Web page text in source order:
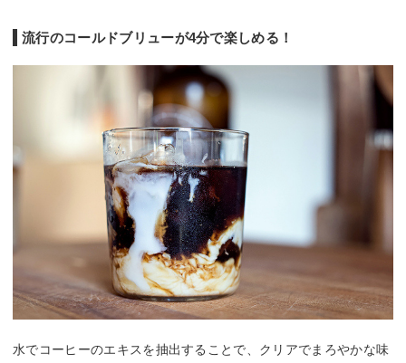
流行のコールドブリューが4分で楽しめる！
水でコーヒーのエキスを抽出することで、クリアでまろやかな味